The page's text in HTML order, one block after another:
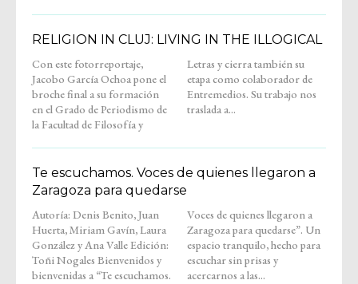
RELIGION IN CLUJ: LIVING IN THE ILLOGICAL
Con este fotorreportaje,
Jacobo García Ochoa pone el
broche final a su formación
en el Grado de Periodismo de
la Facultad de Filosofía y
Letras y cierra también su
etapa como colaborador de
Entremedios. Su trabajo nos
traslada a...
Te escuchamos. Voces de quienes llegaron a
Zaragoza para quedarse
Autoría: Denis Benito, Juan
Huerta, Miriam Gavín, Laura
González y Ana Valle Edición:
Toñi Nogales Bienvenidos y
bienvenidas a “Te escuchamos.
Voces de quienes llegaron a
Zaragoza para quedarse”. Un
espacio tranquilo, hecho para
escuchar sin prisas y
acercarnos a las...